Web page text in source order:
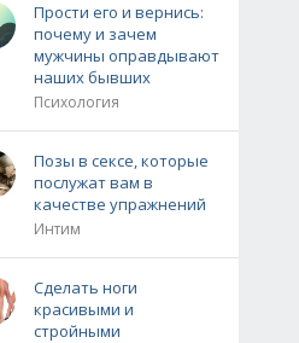
Прости его и вернись:
почему и зачем
мужчины оправдывают
наших бывших
Психология
Позы в сексе, которые
послужат вам в
качестве упражнений
Интим
Сделать ноги
красивыми и
стройными